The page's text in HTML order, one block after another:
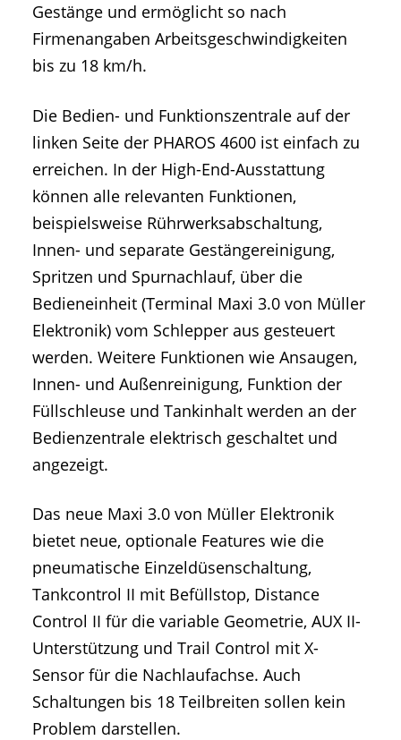
Gestänge und ermöglicht so nach
Firmenangaben Arbeitsgeschwindigkeiten
bis zu 18 km/h.
Die Bedien- und Funktionszentrale auf der
linken Seite der PHAROS 4600 ist einfach zu
erreichen. In der High-End-Ausstattung
können alle relevanten Funktionen,
beispielsweise Rührwerksabschaltung,
Innen- und separate Gestängereinigung,
Spritzen und Spurnachlauf, über die
Bedieneinheit (Terminal Maxi 3.0 von Müller
Elektronik) vom Schlepper aus gesteuert
werden. Weitere Funktionen wie Ansaugen,
Innen- und Außenreinigung, Funktion der
Füllschleuse und Tankinhalt werden an der
Bedienzentrale elektrisch geschaltet und
angezeigt.
Das neue Maxi 3.0 von Müller Elektronik
bietet neue, optionale Features wie die
pneumatische Einzeldüsenschaltung,
Tankcontrol II mit Befüllstop, Distance
Control II für die variable Geometrie, AUX II-
Unterstützung und Trail Control mit X-
Sensor für die Nachlaufachse. Auch
Schaltungen bis 18 Teilbreiten sollen kein
Problem darstellen.